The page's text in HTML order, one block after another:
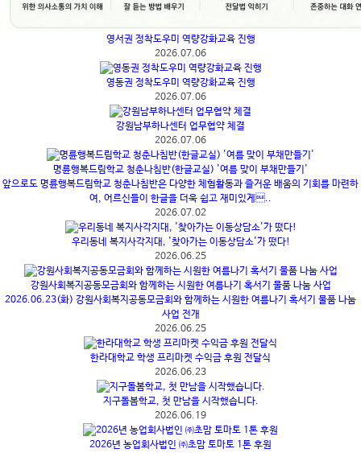
영서권 정착도우미 역량강화교육 진행
2026.07.06
영동권 정착도우미 역량강화교육 진행
2026.07.06
강원남부하나센터 업무협약 체결
2026.07.06
명륜행복드림학교 청춘나침반(한글교실) '여름 맞이 부채만들기'
앞으로도 명륜행복드림학교 청춘나침반은 다양한 체험활동과 즐거운 배움의 기회를 마련하
여, 어르신들이 한글을 더욱 쉽고 재미있게..
2026.07.02
우리동네 복지사각지대, '찾아가는 이동상담소'가 떴다!
2026.06.25
강원사회복지공동모금회와 함께하는 시원한 여름나기 혹서기 물품 나눔 사업
2026.06.23(화) 강원사회복지공동모금회와 함께하는 시원한 여름나기 혹서기 물품 나눔
사업 전개
2026.06.25
한라대학교 학생 프리마켓 수익금 후원 전달식
2026.06.23
지구돌봄학교, 첫 만남을 시작했습니다.
2026.06.19
2026년 농업회사법인 ㈜초맘 토마토 1톤 후원